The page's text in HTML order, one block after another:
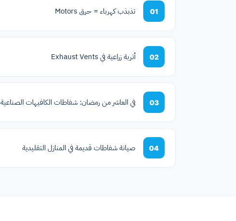
01 تذبذب كهرباء = حرق Motors
02 أتربة زراعية في Exhaust Vents
03 في العاشر من رمضان: شفاطات الكافيهات الصناعية
04 صيانة شفاطات قديمة في المنازل التقليدية